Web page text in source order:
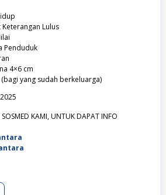
Keterangan Lulus
Penduduk
4×6 cm
(bagi yang sudah berkeluarga)
KAMI, UNTUK DAPAT INFO